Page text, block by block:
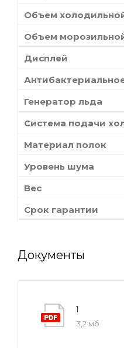
Объем
Объем
Дисплей
Генератор льда
Система подачи
Материал полок
Уровень шума
Вес
Срок гарантии
Документы
1
3,2 мб